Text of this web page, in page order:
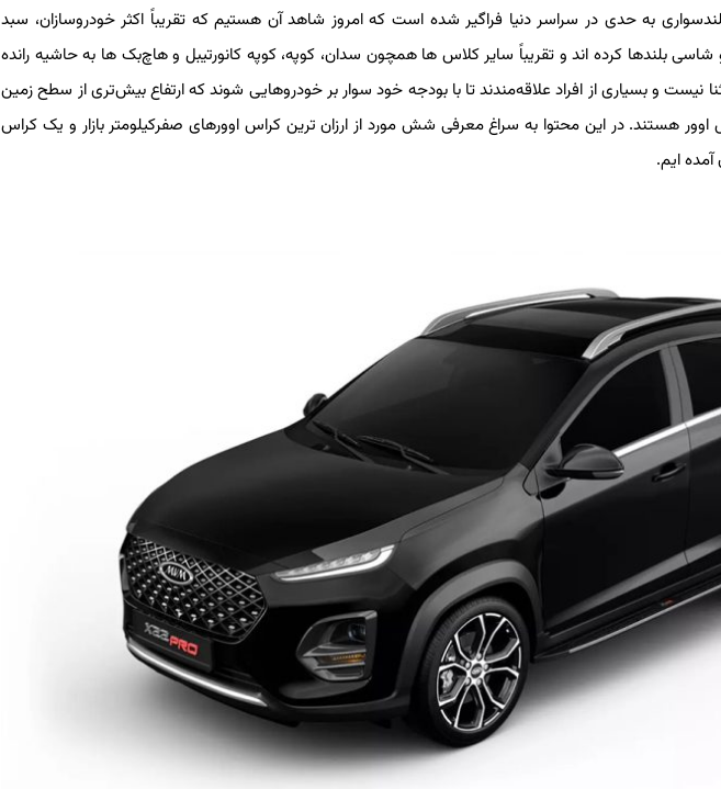
به حدی در سراسر دنیا فراگیر شده است که امروز شاهد آن هستیم که تقریباً اکثر خودروسازان، سبد
بلندها کرده اند و تقریباً سایر کلاس ها همچون سدان، کوپه، کوپه کانورتیبل و هاچ‌بک ها به حاشیه رانده
نیست و بسیاری از افراد علاقه‌مندند تا با بودجه خود سوار بر خودروهایی شوند که ارتفاع بیش‌تری از سطح زمین
اوور هستند. در این محتوا به سراغ معرفی شش مورد از ارزان ترین کراس اوورهای صفرکیلومتر بازار و یک کراس
آمده ایم.